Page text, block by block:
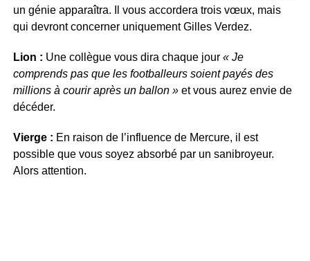
un génie apparaîtra. Il vous accordera trois vœux, mais
qui devront concerner uniquement Gilles Verdez.
Lion : Une collègue vous dira chaque jour « Je
comprends pas que les footballeurs soient payés des
millions à courir après un ballon »et vous aurez envie de
décéder.
Vierge : En raison de l’influence de Mercure, il est
possible que vous soyez absorbé par un sanibroyeur.
Alors attention.